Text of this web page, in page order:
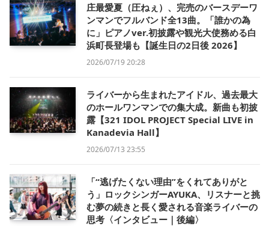
庄最愛夏（圧ねぇ）、完売のバースデーワ
ンマンでフルバンド全13曲。「誰かの為
に」ピアノver.初披露や観光大使務める白
浜町長登場も【誕生日の2日後 2026】
2026/07/19 20:28
ライバーから生まれたアイドル、過去最大
のホールワンマンでの集大成。新曲も初披
露【321 IDOL PROJECT Special LIVE in
Kanadevia Hall】
2026/07/13 23:55
「“逃げたくない理由”をくれてありがと
う」ロックシンガーAYUKA、リスナーと挑
む夢の続きと長く愛される音楽ライバーの
思考〈インタビュー｜後編〉